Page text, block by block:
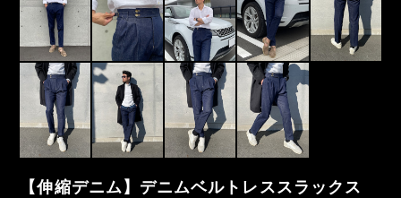
【伸縮デニム】デニムベルトレススラックス